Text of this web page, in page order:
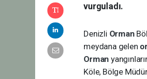
vurguladı.
Denizli Orman
meydana gelen
Orman
Köle, Bölge